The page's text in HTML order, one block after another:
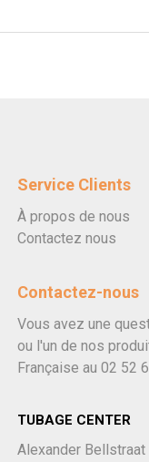
Service Clients
À propos de nous
Contactez nous
Contactez-nous
Vous avez une
ou l'un de nos
Française au 02 52
TUBAGE CENTER
Alexander Bellstraat